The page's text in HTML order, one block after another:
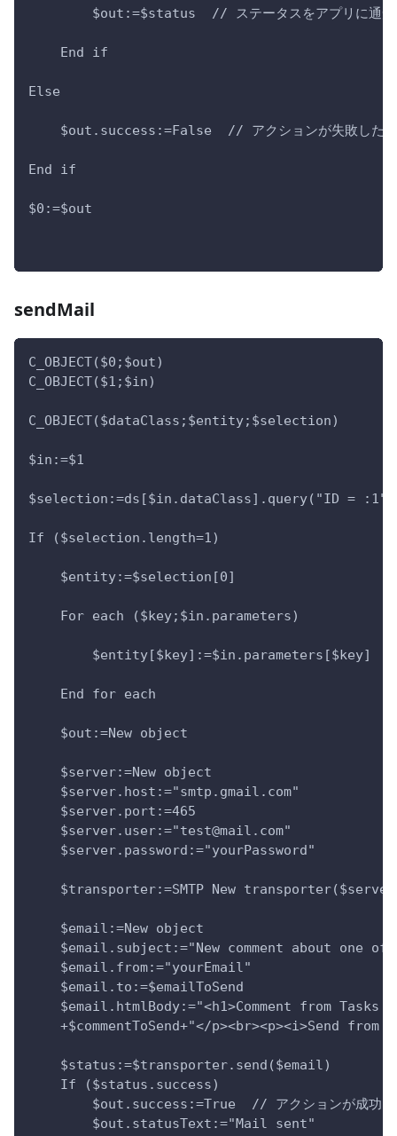
$out:=$status  // ステータスをアプリに通知
    End if
Else
$out.success:=False  // アクションが失敗したこ
End if
$0:=$out
sendMail
C_OBJECT($0;$out)
C_OBJECT($1;$in)
C_OBJECT($dataClass;$entity;$selection)
$in:=$1
$selection:=ds[$in.dataClass].query("ID =
If ($selection.length=1)
    $entity:=$selection[0]
    For each ($key;$in.parameters)
        $entity[$key]:=$in.parameters[$key]
    End for each
    $out:=New object
    $server:=New object
    $server.host:="smtp.gmail.com"
    $server.port:=465
    $server.user:="test@mail.com"
    $server.password:="yourPassword"
$transporter:=SMTP New
    $email:=New object
$email.subject:="New comment about one of
    $email.from:="yourEmail"
    $email.to:=$emailToSend
$email.htmlBody:="<h1>Comment from Tasks
+$commentToSend+"</p><br><p><i>Send from
    $status:=$transporter.send($email)
    If ($status.success)
$out.success:=True  // アクションが成功し
        $out.statusText:="Mail sent"